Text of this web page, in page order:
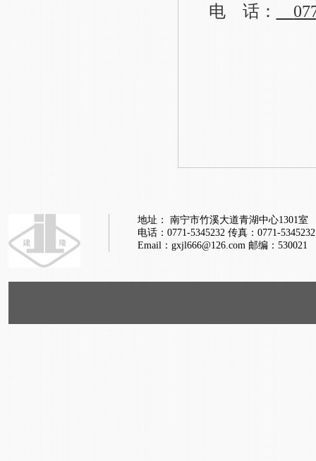
电 话：
地址： 南宁市竹溪大道青湖中心1301室
电话：0771-5345232 传真：0771-5345232
Email：gxjl666@126.com 邮编：530021